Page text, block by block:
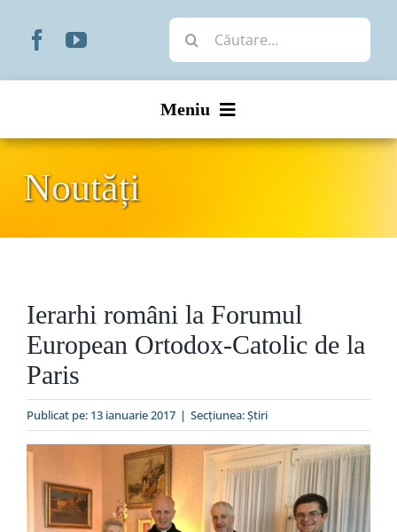
Cautare...
Meniu
Organizare
Liturgic
Special
Noutăți
Ierarhi români la Forumul
European Ortodox-Catolic de la
Paris
Publicat pe: 13 ianuarie 2017 | Secțiunea:Ştiri